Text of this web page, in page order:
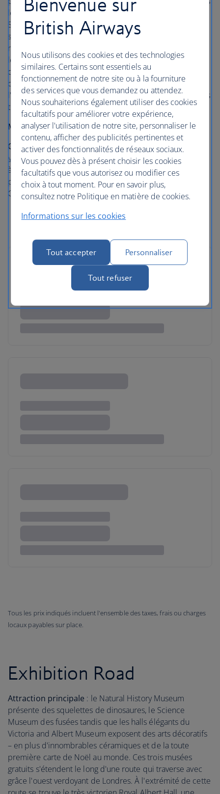
le cas, car ce lieu était censé rester secret. Pendant la
Seconde guerre mondiale, Churchill a tenu des réunions
souterraines du Cabinet dans cet espace secret, et y a
même dormi à l'occasion. Vous pouvez également visiter
le musée Churchill sur place pour en apprendre
davantage sur le premier ministre britannique le plus
connu. Au terme de votre visite, vous pouvez passer par
l'Apollo Victoria Theatre tout proche, où se se joue depuis
très longtemps la populaire comédie musicale Wicked.
Métro le plus proche : Green Park
Où séjourner: chic et classique, The Clermont London,
Victoriaest idéalement situé près de Buckingham Palace,
à proximité immédiate de Victoria Station (emplacement
particulièrement pratique si vous arrivez de l'aéroport de
Gatwick).
Tous les prix indiqués incluent l'ensemble des taxes, frais ou charges
locaux payables sur place.
Exhibition Road
Attraction principale : le Natural History Museum
présente des squelettes de dinosaures, le Science
Museum des fusées tandis que les halls élégants du
Victoria and Albert Museum exposent des arts décoratifs
– en plus d'innombrables céramiques et de la toute
première carte de Noël au monde. Ces trois musées
gratuits s'étendent le long d'une route qui traverse avec
grâce l'ouest verdoyant de Londres. À l'extrémité de cette
British Airways
Nous utilisons des cookies et des technologies
similaires. Certains sont essentiels au
fonctionnement de notre site ou à la fourniture
des services que vous demandez ou attendez.
Nous souhaiterions également utiliser des cookies
facultatifs pour améliorer votre expérience,
analyser l'utilisation de notre site, personnaliser le
contenu, afficher des publicités pertinentes et
activer des fonctionnalités de réseaux sociaux.
Vous pouvez dès à présent choisir les cookies
facultatifs que vous autorisez ou modifier ces
choix à tout moment. Pour en savoir plus,
consultez notre Politique en matière de cookies.
Informations sur les cookies
Tout accepter Personnaliser
Tout refuser